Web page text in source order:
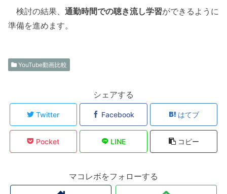
検討の結果、 通勤時間での聴き流し学習ができるように
準備を進めます。
YouTube動画比較
シェアする
Twitter Facebook はてブ
Pocket LINE コピー
マコレボをフォローする